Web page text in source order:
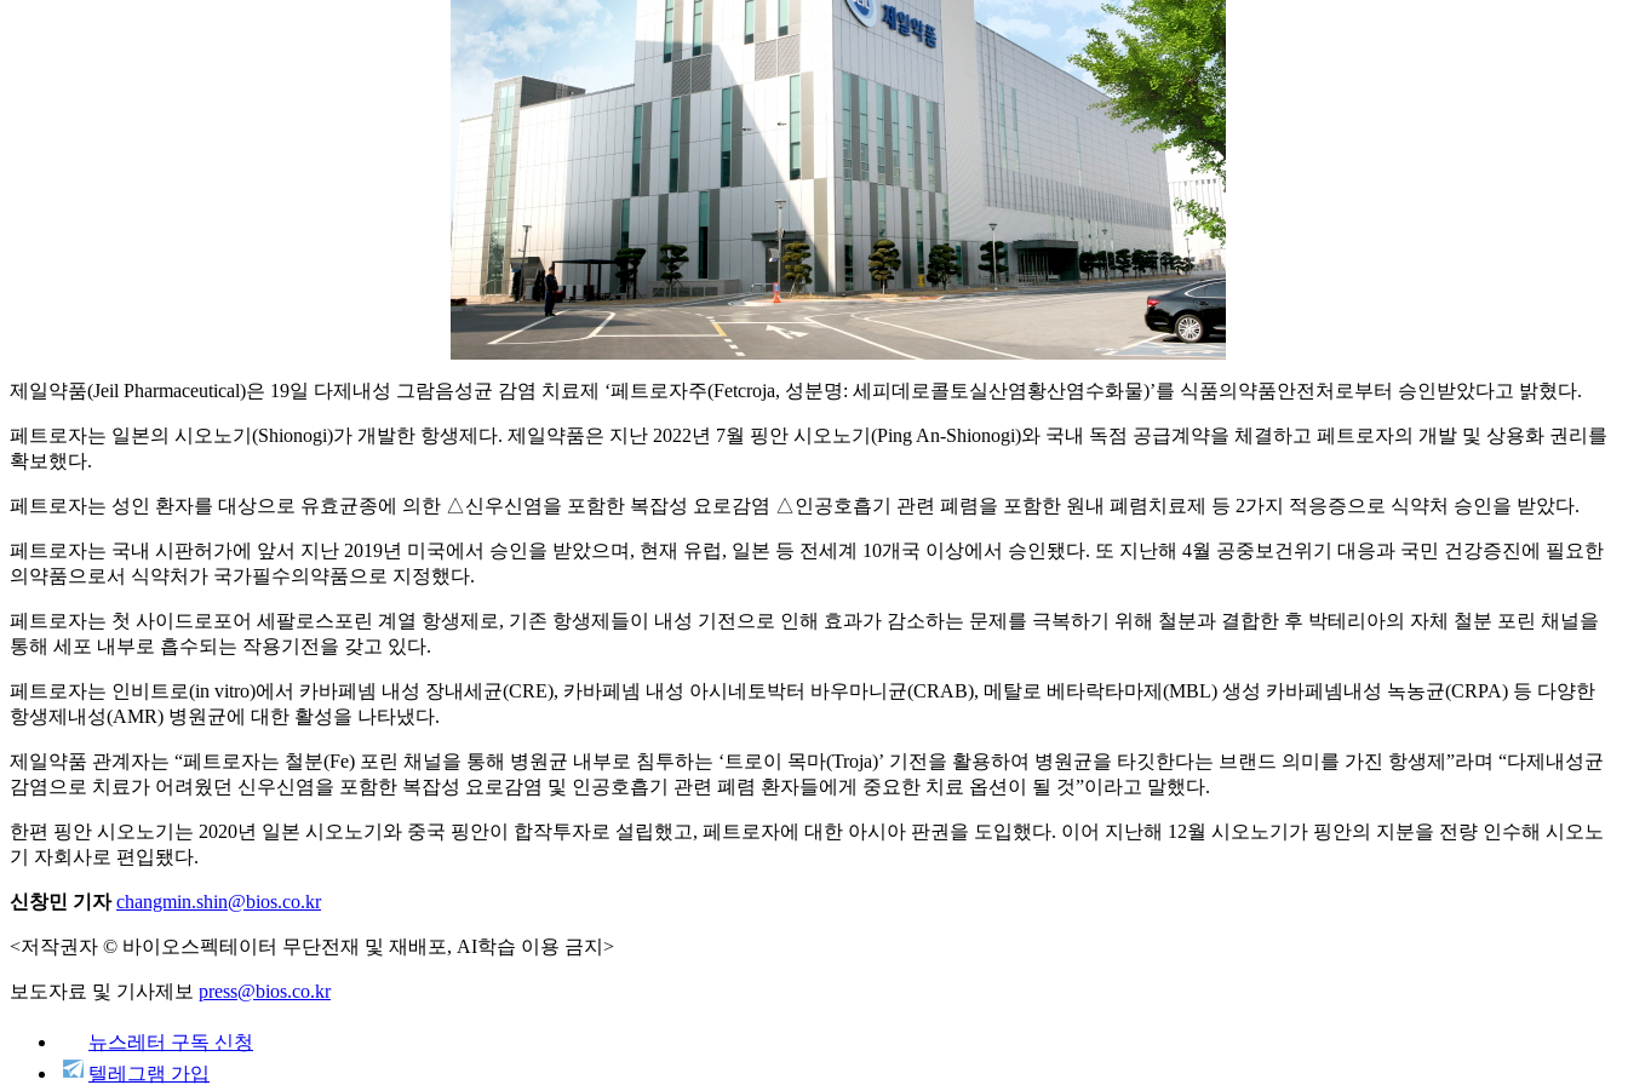
제일약품(Jeil Pharmaceutical)은 19일 다제내성 그람음성균 감염 치료제 ‘페트로자주(Fetcroja, 성분명: 세피데로콜토실산염황산염수화물)’를 식품의약품안전처로부터 승인받았다고 밝혔다.
페트로자는 일본의 시오노기(Shionogi)가 개발한 항생제다. 제일약품은 지난 2022년 7월 핑안 시오노기(Ping An-Shionogi)와 국내 독점 공급계약을 체결하고 페트로자의 개발 및 상용화 권리를
확보했다.
페트로자는 성인 환자를 대상으로 유효균종에 의한 △신우신염을 포함한 복잡성 요로감염 △인공호흡기 관련 폐렴을 포함한 원내 폐렴치료제 등 2가지 적응증으로 식약처 승인을 받았다.
페트로자는 국내 시판허가에 앞서 지난 2019년 미국에서 승인을 받았으며, 현재 유럽, 일본 등 전세계 10개국 이상에서 승인됐다. 또 지난해 4월 공중보건위기 대응과 국민 건강증진에 필요한
의약품으로서 식약처가 국가필수의약품으로 지정했다.
페트로자는 첫 사이드로포어 세팔로스포린 계열 항생제로, 기존 항생제들이 내성 기전으로 인해 효과가 감소하는 문제를 극복하기 위해 철분과 결합한 후 박테리아의 자체 철분 포린 채널을
통해 세포 내부로 흡수되는 작용기전을 갖고 있다.
페트로자는 인비트로(in vitro)에서 카바페넴 내성 장내세균(CRE), 카바페넴 내성 아시네토박터 바우마니균(CRAB), 메탈로 베타락타마제(MBL) 생성 카바페넴내성 녹농균(CRPA) 등 다양한
항생제내성(AMR) 병원균에 대한 활성을 나타냈다.
제일약품 관계자는 “페트로자는 철분(Fe) 포린 채널을 통해 병원균 내부로 침투하는 ‘트로이 목마(Troja)’ 기전을 활용하여 병원균을 타깃한다는 브랜드 의미를 가진 항생제”라며 “다제내성균
감염으로 치료가 어려웠던 신우신염을 포함한 복잡성 요로감염 및 인공호흡기 관련 폐렴 환자들에게 중요한 치료 옵션이 될 것”이라고 말했다.
한편 핑안 시오노기는 2020년 일본 시오노기와 중국 핑안이 합작투자로 설립했고, 페트로자에 대한 아시아 판권을 도입했다. 이어 지난해 12월 시오노기가 핑안의 지분을 전량 인수해 시오노
기 자회사로 편입됐다.
신창민 기자 changmin.shin@bios.co.kr
<저작권자 © 바이오스펙테이터 무단전재 및 재배포, AI학습 이용 금지>
보도자료 및 기사제보 press@bios.co.kr
뉴스레터 구독 신청
텔레그램 가입